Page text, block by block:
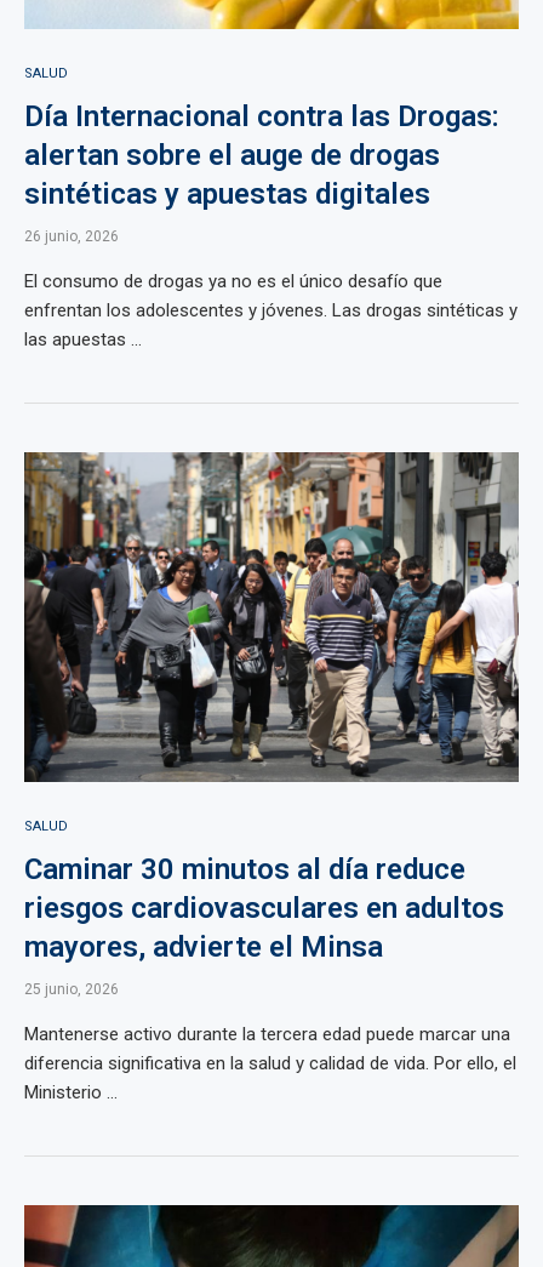
SALUD
Día Internacional contra las Drogas:
alertan sobre el auge de drogas
sintéticas y apuestas digitales
26 junio, 2026
El consumo de drogas ya no es el único desafío que
enfrentan los adolescentes y jóvenes. Las drogas sintéticas y
las apuestas ...
SALUD
Caminar 30 minutos al día reduce
riesgos cardiovasculares en adultos
mayores, advierte el Minsa
25 junio, 2026
Mantenerse activo durante la tercera edad puede marcar una
diferencia significativa en la salud y calidad de vida. Por ello, el
Ministerio ...